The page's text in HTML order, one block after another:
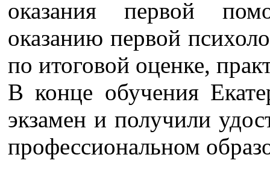
оказания первой
оказанию первой
по итоговой оценке,
В конце обучения
экзамен и получили
профессиональном